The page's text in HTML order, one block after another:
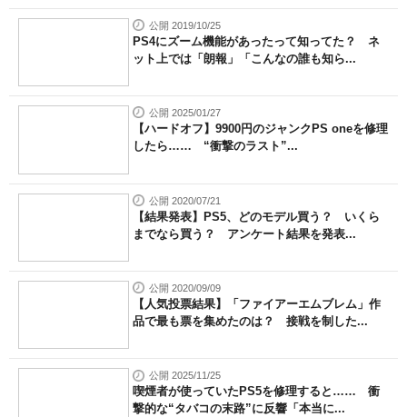
公開 2019/10/25
PS4にズーム機能があったって知ってた？ ネ
ット上では「朗報」「こんなの誰も知ら...
公開 2025/01/27
【ハードオフ】9900円のジャンクPS oneを修理
したら…… “衝撃のラスト”...
公開 2020/07/21
【結果発表】PS5、どのモデル買う？ いくら
までなら買う？ アンケート結果を発表...
公開 2020/09/09
【人気投票結果】「ファイアーエムブレム」作
品で最も票を集めたのは？ 接戦を制した...
公開 2025/11/25
喫煙者が使っていたPS5を修理すると…… 衝
撃的な“タバコの末路”に反響「本当に...